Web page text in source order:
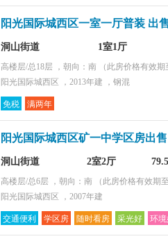
阳光国际城西区一室一厅普装 出
洞山街道 1室1厅
高楼层/总18层 ，朝向：南
（此房价格有效
阳光国际城西区 ，2013年建 ，钢混
免税 满两年
阳光国际城西区矿一中学区房出售
洞山街道 2室2厅
高楼层/总6层 ，朝向：南
（此房价格有效期
阳光国际城西区 ，2007年建
交通便利 学区房 随时看房 采光好 环